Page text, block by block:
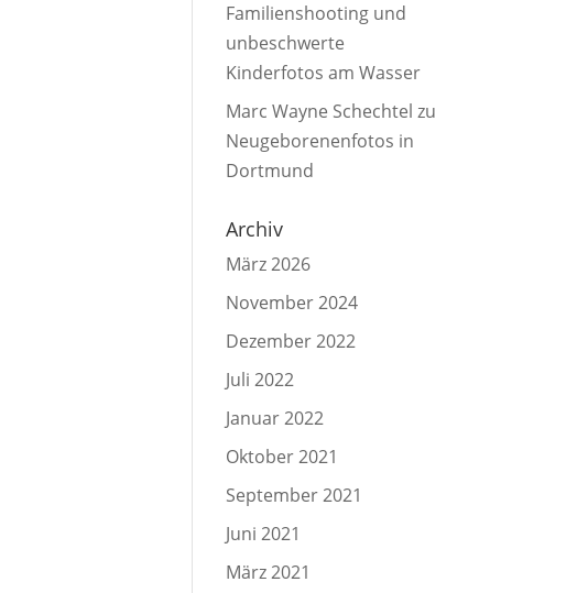
Familienshooting und
unbeschwerte
Kinderfotos am Wasser
Marc Wayne Schechtel zu
Neugeborenenfotos in
Dortmund
Archiv
März 2026
November 2024
Dezember 2022
Juli 2022
Januar 2022
Oktober 2021
September 2021
Juni 2021
März 2021